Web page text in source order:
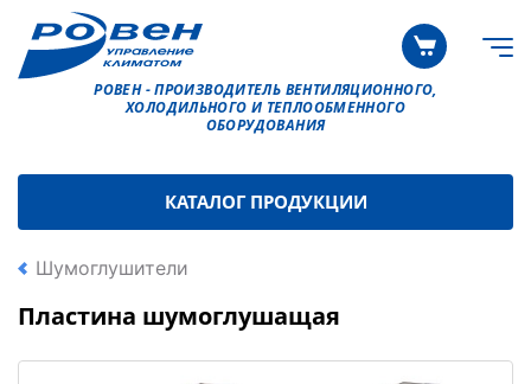
РОВЕН - ПРОИЗВОДИТЕЛЬ ВЕНТИЛЯЦИОННОГО,
ХОЛОДИЛЬНОГО И ТЕПЛООБМЕННОГО
ОБОРУДОВАНИЯ
КАТАЛОГ ПРОДУКЦИИ
Шумоглушители
Пластина шумоглушащая